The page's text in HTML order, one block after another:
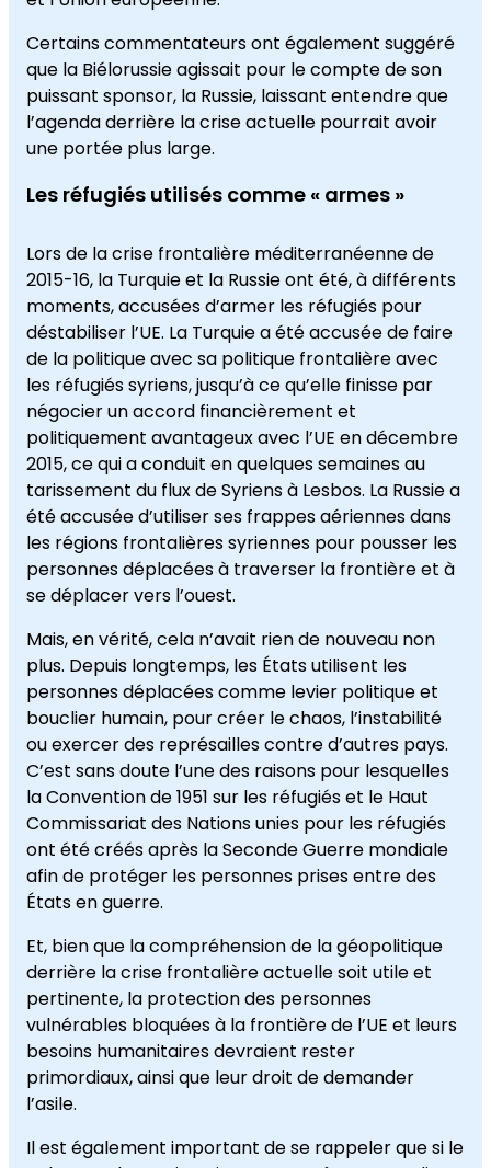
Certains commentateurs ont également suggéré
que la Biélorussie agissait pour le compte de son
puissant sponsor, la Russie, laissant entendre que
l’agenda derrière la crise actuelle pourrait avoir
une portée plus large.
Les réfugiés utilisés comme « armes »
Lors de la crise frontalière méditerranéenne de
2015-16, la Turquie et la Russie ont été, à différents
moments, accusées d’armer les réfugiés pour
déstabiliser l’UE. La Turquie a été accusée de faire
de la politique avec sa politique frontalière avec
les réfugiés syriens, jusqu’à ce qu’elle finisse par
négocier un accord financièrement et
politiquement avantageux avec l’UE en décembre
2015, ce qui a conduit en quelques semaines au
tarissement du flux de Syriens à Lesbos. La Russie a
été accusée d’utiliser ses frappes aériennes dans
les régions frontalières syriennes pour pousser les
personnes déplacées à traverser la frontière et à
se déplacer vers l’ouest.
Mais, en vérité, cela n’avait rien de nouveau non
plus. Depuis longtemps, les États utilisent les
personnes déplacées comme levier politique et
bouclier humain, pour créer le chaos, l’instabilité
ou exercer des représailles contre d’autres pays.
C’est sans doute l’une des raisons pour lesquelles
la Convention de 1951 sur les réfugiés et le Haut
Commissariat des Nations unies pour les réfugiés
ont été créés après la Seconde Guerre mondiale
afin de protéger les personnes prises entre des
États en guerre.
Et, bien que la compréhension de la géopolitique
derrière la crise frontalière actuelle soit utile et
pertinente, la protection des personnes
vulnérables bloquées à la frontière de l’UE et leurs
besoins humanitaires devraient rester
primordiaux, ainsi que leur droit de demander
l’asile.
Il est également important de se rappeler que si le